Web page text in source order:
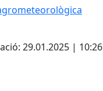
29.01.2025 | 10:26